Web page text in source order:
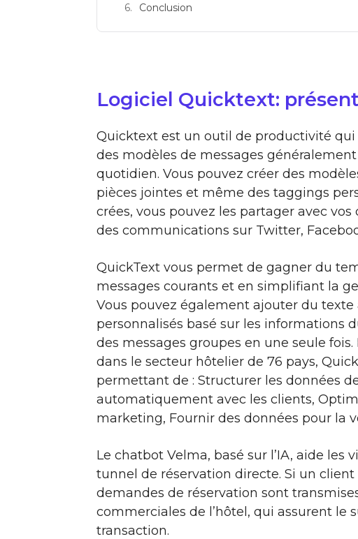
Conclusion
Logiciel Quicktext:
Quicktext est un outil de productivité
des modèles de messages
quotidien. Vous pouvez créer des
pièces jointes et même des taggings
crées, vous pouvez les partager avec
des communications sur Twitter,
QuickText vous permet de gagner du
messages courants et en simplifiant la
Vous pouvez également ajouter du texte
personnalisés basé sur les informations
des messages groupes en une seule
dans le secteur hôtelier de 76 pays,
permettant de : Structurer les données
automatiquement avec les clients,
marketing, Fournir des données pour la
Le chatbot Velma, basé sur l’IA, aide les
tunnel de réservation directe. Si un
demandes de réservation sont
commerciales de l’hôtel, qui assurent le
transaction.